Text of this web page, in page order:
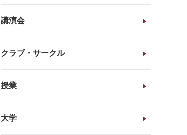
講演会
クラブ・サークル
授業
大学